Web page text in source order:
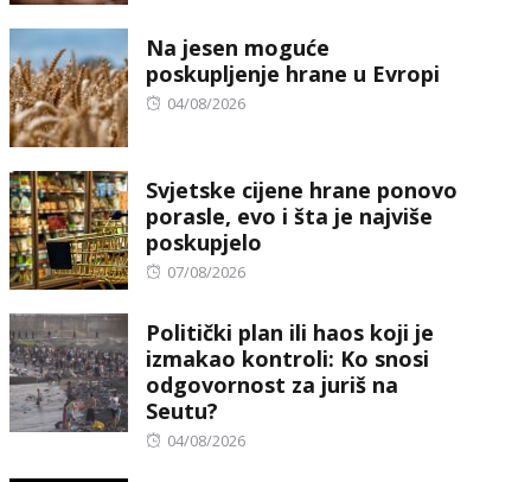
Na jesen moguće
poskupljenje hrane u Evropi
Posted
04/08/2026
Svjetske cijene hrane ponovo
porasle, evo i šta je najviše
poskupjelo
Posted
07/08/2026
Politički plan ili haos koji je
izmakao kontroli: Ko snosi
odgovornost za juriš na
Seutu?
Posted
04/08/2026